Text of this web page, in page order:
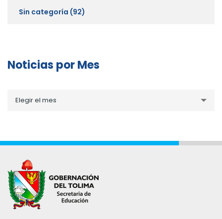
Sin categoría (92)
Noticias por Mes
porElegir el mes